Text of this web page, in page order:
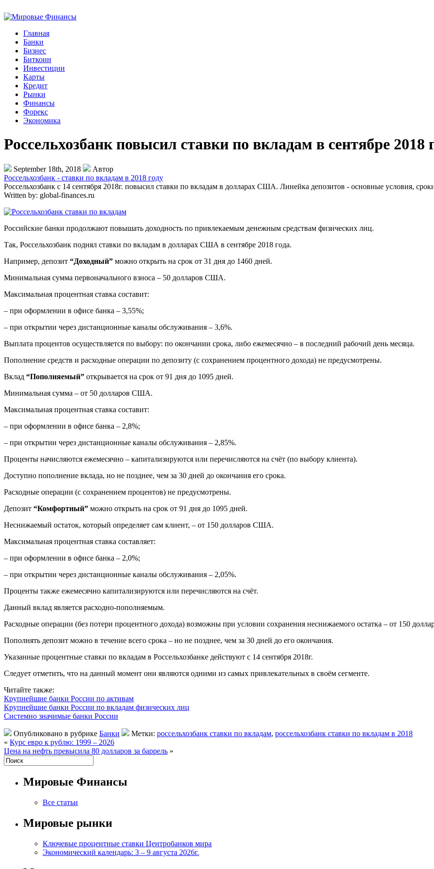
Главная
Банки
Бизнес
Биткоин
Инвестиции
Карты
Кредит
Рынки
Финансы
Форекс
Экономика
Россельхозбанк повысил ставки по вкладам в сентябре 2018
September 18th, 2018
Автор
Россельхозбанк - ставки по вкладам в 2018 году
Россельхозбанк с 14 сентября 2018г. повысил ставки по вкладам в долларах США. Линейка депозитов - основные условия,
Written by: global-finances.ru
Российские банки продолжают повышать доходность по привлекаемым денежным средствам физических лиц.
Так, Россельхозбанк поднял ставки по вкладам в долларах США в сентябре 2018 года.
Например, депозит “Доходный” можно открыть на срок от 31 дня до 1460 дней.
Минимальная сумма первоначального взноса – 50 долларов США.
Максимальная процентная ставка составит:
– при оформлении в офисе банка – 3,55%;
– при открытии через дистанционные каналы обслуживания – 3,6%.
Выплата процентов осуществляется по выбору: по окончании срока, либо ежемесячно – в последний рабочий день месяца.
Пополнение средств и расходные операции по депозиту (с сохранением процентного дохода) не предусмотрены.
Вклад “Пополняемый” открывается на срок от 91 дня до 1095 дней.
Минимальная сумма – от 50 долларов США.
Максимальная процентная ставка составит:
– при оформлении в офисе банка – 2,8%;
– при открытии через дистанционные каналы обслуживания – 2,85%.
Проценты начисляются ежемесячно – капитализируются или перечисляются на счёт (по выбору клиента).
Доступно пополнение вклада, но не позднее, чем за 30 дней до окончания его срока.
Расходные операции (с сохранением процентов) не предусмотрены.
Депозит “Комфортный” можно открыть на срок от 91 дня до 1095 дней.
Неснижаемый остаток, который определяет сам клиент, – от 150 долларов США.
Максимальная процентная ставка составляет:
– при оформлении в офисе банка – 2,0%;
– при открытии через дистанционные каналы обслуживания – 2,05%.
Проценты также ежемесячно капитализируются или перечисляются на счёт.
Данный вклад является расходно-пополняемым.
Расходные операции (без потери процентного дохода) возможны при условии сохранения неснижаемого остатка – от 150
Пополнять депозит можно в течение всего срока – но не позднее, чем за 30 дней до его окончания.
Указанные процентные ставки по вкладам в Россельхозбанке действуют с 14 сентября 2018г.
Следует отметить, что на данный момент они являются одними из самых привлекательных в своём сегменте.
Читайте также:
Крупнейшие банки России по активам
Крупнейшие банки России по вкладам физических лиц
Системно значимые банки России
Опубликовано в рубрике Банки Метки: россельхозбанк ставки по вкладам, россельхозбанк ставки по вкладам в 2018
« Курс евро к рублю: 1999 – 2026
Цена на нефть превысила 80 долларов за баррель »
Мировые Финансы
Все статьи
Мировые рынки
Ключевые процентные ставки Центробанков мира
Экономический календарь: 3 – 9 августа 2026г.